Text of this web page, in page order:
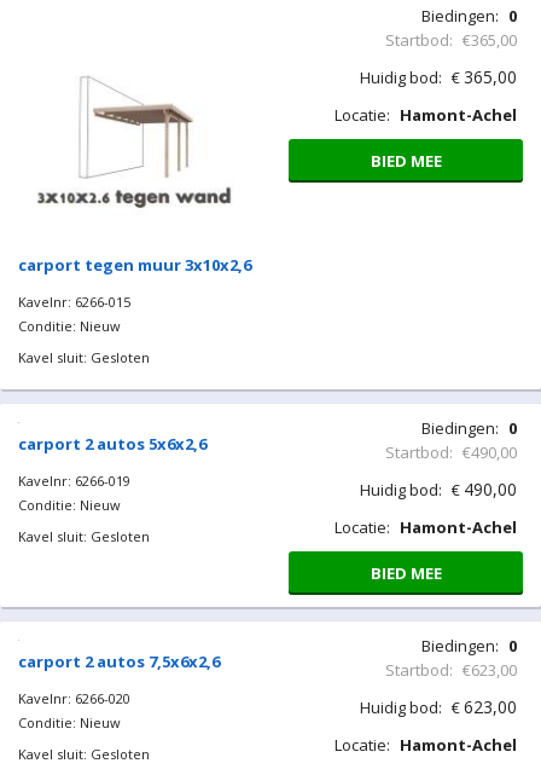
carport tegen muur 3x10x2,6
Kavelnr: 6266-015
Conditie: Nieuw
Kavel sluit: Gesloten
Biedingen: 0
Startbod: €365,00
Huidig bod: €365,00
Locatie: Hamont-Achel
BIED MEE
carport 2 autos 5x6x2,6
Kavelnr: 6266-019
Biedingen: 0
Startbod: €490,00
Huidig bod: € 490,00
Locatie: Hamont-Achel
BIED MEE